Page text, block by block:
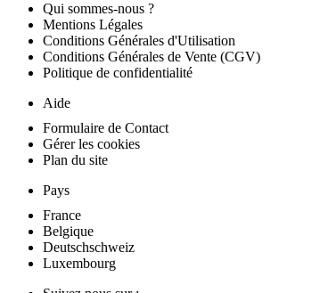
Qui sommes-nous ?
Mentions Légales
Conditions Générales d'Utilisation
Conditions Générales de Vente (CGV)
Politique de confidentialité
Aide
Formulaire de Contact
Gérer les cookies
Plan du site
Pays
France
Belgique
Deutschschweiz
Luxembourg